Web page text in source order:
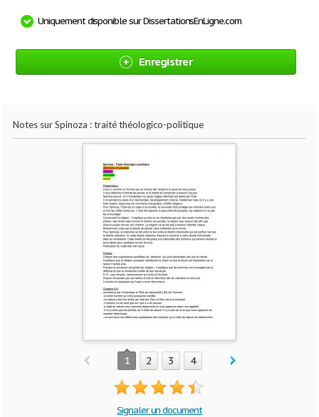
Uniquement disponible sur DissertationsEnLigne.com
Enregistrer
Notes sur Spinoza : traité théologico-politique
1 2 3 4
Signaler un document